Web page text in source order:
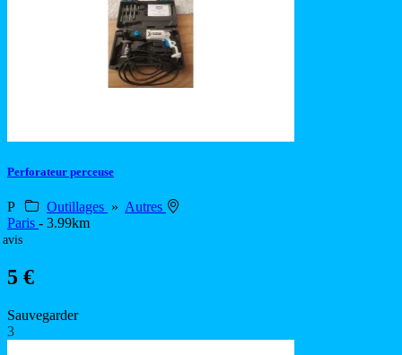
Perforateur perceuse
P Outillages » Autres
Paris - 3.99km
avis
5 €
Sauvegarder
3